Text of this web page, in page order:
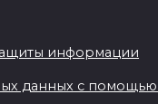
информации
данных с